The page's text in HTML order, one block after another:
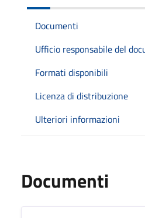
Documenti
Ufficio responsabile del
Formati disponibili
Licenza di distribuzione
Ulteriori informazioni
Documenti